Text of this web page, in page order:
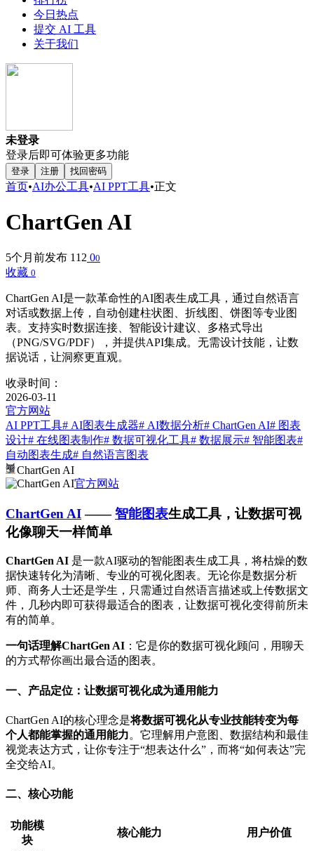
今日热点
提交 AI 工具
关于我们
未登录
登录后即可体验更多功能
登录 注册 找回密码
首页•AI办公工具•AI PPT工具•正文
ChartGen AI
5个月前发布 112 00
收藏 0
ChartGen AI是一款革命性的AI图表生成工具，通过自然语言
对话或数据上传，自动创建柱状图、折线图、饼图等专业图
表。支持实时数据连接、智能设计建议、多格式导出
（PNG/SVG/PDF），并提供API集成。无需设计技能，让数
据说话，让洞察更直观。
收录时间：
2026-03-11
官方网站
AI PPT工具# AI图表生成器# AI数据分析# ChartGen AI# 图表
设计# 在线图表制作# 数据可视化工具# 数据展示# 智能图表#
自动图表生成# 自然语言图表
ChartGen AI
官方网站
ChartGen AI——智能图表生成工具，让数据可视
化像聊天一样简单
ChartGen AI 是一款AI驱动的智能图表生成工具，将枯燥的数
据快速转化为清晰、专业的可视化图表。无论你是数据分析
师、商务人士还是学生，只需通过自然语言描述或上传数据文
件，几秒内即可获得最适合的图表，让数据可视化变得前所未
有的简单。
一句话理解ChartGen AI ：它是你的数据可视化顾问，用聊天
的方式帮你画出最合适的图表。
一、产品定位：让数据可视化成为通用能力
ChartGen AI的核心理念是将数据可视化从专业技能转变为每
个人都能掌握的通用能力。它理解用户意图、数据结构和最佳
视觉表达方式，让你专注于“想表达什么”，而将“如何表达”完
全交给AI。
二、核心功能
功能模
块
核心能力 用户价值